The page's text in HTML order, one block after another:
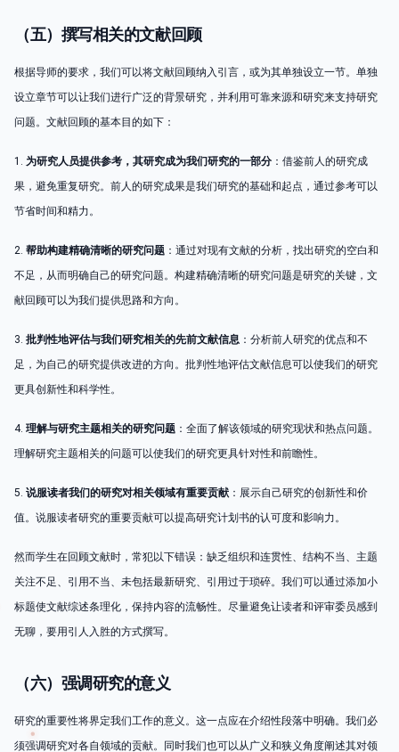
（五）撰写相关的文献回顾
根据导师的要求，我们可以将文献回顾纳入引言，或为其单独设立一节。单独
设立章节可以让我们进行广泛的背景研究，并利用可靠来源和研究来支持研究
问题。文献回顾的基本目的如下：
1. 为研究人员提供参考，其研究成为我们研究的一部分 ：借鉴前人的研究成
果，避免重复研究。前人的研究成果是我们研究的基础和起点，通过参考可以
节省时间和精力。
2. 帮助构建精确清晰的研究问题 ：通过对现有文献的分析，找出研究的空白和
不足，从而明确自己的研究问题。构建精确清晰的研究问题是研究的关键，文
献回顾可以为我们提供思路和方向。
3. 批判性地评估与我们研究相关的先前文献信息 ：分析前人研究的优点和不
足，为自己的研究提供改进的方向。批判性地评估文献信息可以使我们的研究
更具创新性和科学性。
4. 理解与研究主题相关的研究问题 ：全面了解该领域的研究现状和热点问题。
理解研究主题相关的问题可以使我们的研究更具针对性和前瞻性。
5. 说服读者我们的研究对相关领域有重要贡献 ：展示自己研究的创新性和价
值。说服读者研究的重要贡献可以提高研究计划书的认可度和影响力。
然而学生在回顾文献时，常犯以下错误：缺乏组织和连贯性、结构不当、主题
关注不足、引用不当、未包括最新研究、引用过于琐碎。我们可以通过添加小
标题使文献综述条理化，保持内容的流畅性。尽量避免让读者和评审委员感到
无聊，要用引人入胜的方式撰写。
（六）强调研究的意义
研究的重要性将界定我们工作的意义。这一点应在介绍性段落中明确。我们必
须强调研究对各自领域的贡献。同时我们也可以从广义和狭义角度阐述其对领